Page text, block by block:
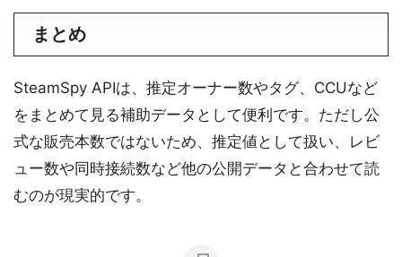
まとめ
SteamSpy APIは、推定オーナー数やタグ、CCUなど
をまとめて見る補助データとして便利です。ただし公
式な販売本数ではないため、推定値として扱い、レビ
ュー数や同時接続数など他の公開データと合わせて読
むのが現実的です。